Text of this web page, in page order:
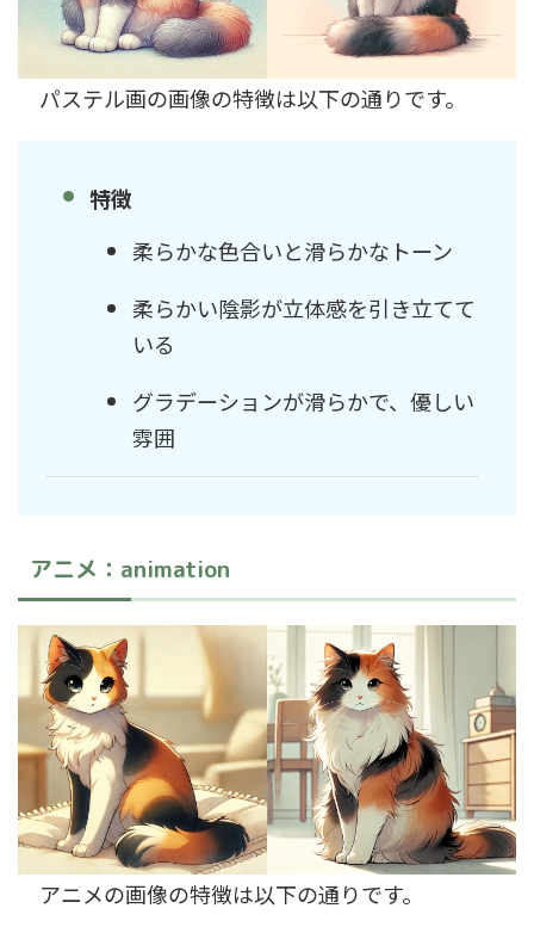
パステル画の画像の特徴は以下の通りです。
特徴
柔らかな色合いと滑らかなトーン
柔らかい陰影が立体感を引き立てて
いる
グラデーションが滑らかで、優しい
雰囲
アニメ：animation
アニメの画像の特徴は以下の通りです。